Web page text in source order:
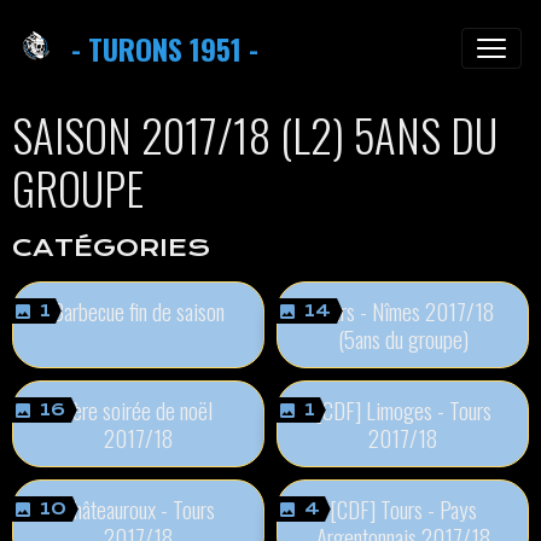
- TURONS 1951 -
SAISON 2017/18 (L2) 5ANS DU
GROUPE
CATÉGORIES
1 Barbecue fin de saison 14
Tours - Nîmes 2017/18
(5ans du groupe)
16 1ère soirée de noël
2017/18
1 [CDF] Limoges - Tours
2017/18
10Châteauroux - Tours 4 [CDF] Tours - Pays